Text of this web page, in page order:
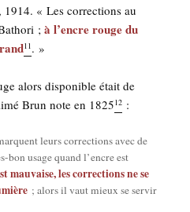
« Les cor­rec­tions au
;à l’encre rouge du
11. »
alors dis­po­nible était de
Brun note en 182512 :
leurs cor­rec­tions avec de
bon usage quand l’encre est
mau­vaise, les cor­rec­tions ne se
; alors il vaut mieux se ser­vir